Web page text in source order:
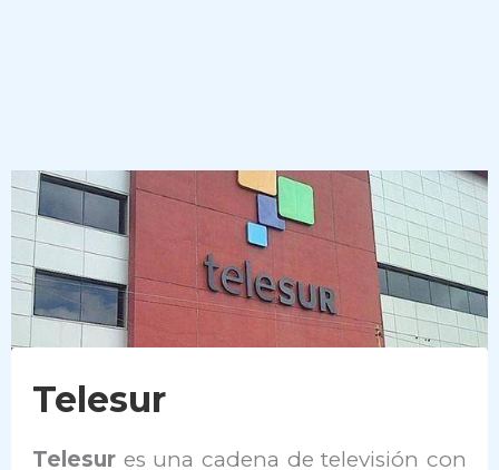
Telesur
Telesur es una cadena de televisión con